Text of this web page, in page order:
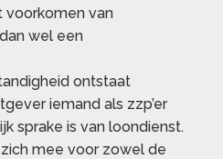
voorkomen van
wel een
ontstaat
iemand als zzp’er
sprake is van loondienst.
zich mee voor zowel de